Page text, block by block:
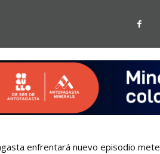
enfrentará nuevo episodio